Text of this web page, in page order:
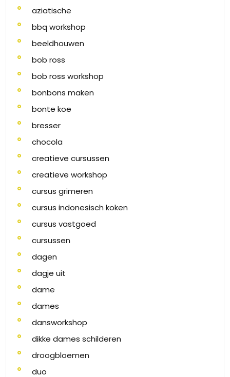
aziatische
bbq workshop
beeldhouwen
bob ross
bob ross workshop
bonbons maken
bonte koe
bresser
chocola
creatieve cursussen
creatieve workshop
cursus grimeren
cursus indonesisch koken
cursus vastgoed
cursussen
dagen
dagje uit
dame
dames
dansworkshop
dikke dames schilderen
droogbloemen
duo